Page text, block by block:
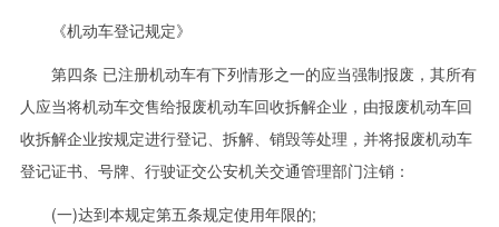
《机动车登记规定》
第四条 已注册机动车有下列情形之一的应当强制报废，其所有
人应当将机动车交售给报废机动车回收拆解企业，由报废机动车回
收拆解企业按规定进行登记、拆解、销毁等处理，并将报废机动车
登记证书、号牌、行驶证交公安机关交通管理部门注销：
(一)达到本规定第五条规定使用年限的;